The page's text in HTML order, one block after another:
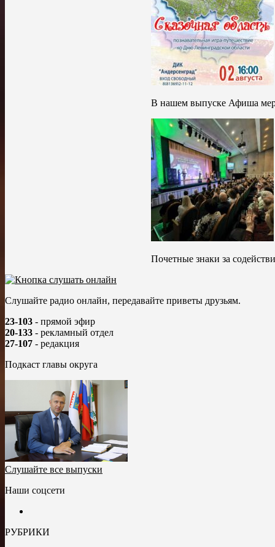
В нашем выпуске Афиша
Почетные знаки за
Слушайте радио онлайн, передавайте приветы друзьям.
23-103 - прямой эфир
20-133 - рекламный отдел
27-107 - редакция
Подкаст главы округа
Слушайте все выпуски
Наши соцсети
РУБРИКИ